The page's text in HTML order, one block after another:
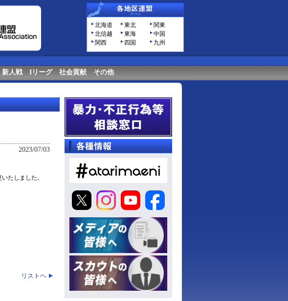
北海道 東北
関東
北信越
東海
中国
関西
四国 九州
新人戦 Iリーグ 社会貢献 その他
2023/07/03
たしました。
リストヘ